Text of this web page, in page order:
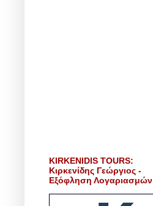
KIRKENIDIS TOURS:
Κιρκενίδης Γεώργιος -
Εξόφληση Λογαριασμών